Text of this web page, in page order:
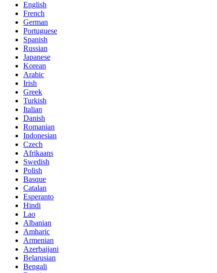
English
French
German
Portuguese
Spanish
Russian
Japanese
Korean
Arabic
Irish
Greek
Turkish
Italian
Danish
Romanian
Indonesian
Czech
Afrikaans
Swedish
Polish
Basque
Catalan
Esperanto
Hindi
Lao
Albanian
Amharic
Armenian
Azerbaijani
Belarusian
Bengali